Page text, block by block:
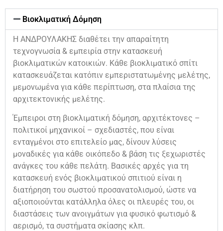
Βιοκλιματική Δόμηση
Η ΑΝΔΡΟΥΛΑΚΗΣ διαθέτει την απαραίτητη
τεχνογνωσία & εμπειρία στην κατασκευή
βιοκλιματικών κατοικιών. Κάθε βιοκλιματικό σπίτι
κατασκευάζεται κατόπιν εμπεριστατωμένης μελέτης,
μεμονωμένα για κάθε περίπτωση, στα πλαίσια της
αρχιτεκτονικής μελέτης.
Έμπειροι στη βιοκλιματική δόμηση, αρχιτέκτονες –
πολιτικοί μηχανικοί – σχεδιαστές, που είναι
ενταγμένοι στο επιτελείο μας, δίνουν λύσεις
μοναδικές για κάθε οικόπεδο & βάση τις ξεχωριστές
ανάγκες του κάθε πελάτη. Βασικές αρχές για τη
κατασκευή ενός βιοκλιματικού σπιτιού είναι η
διατήρηση του σωστού προσανατολισμού, ώστε να
αξιοποιούνται κατάλληλα όλες οι πλευρές του, οι
διαστάσεις των ανοιγμάτων για φυσικό φωτισμό &
αερισμό, τα συστήματα σκίασης κλπ.